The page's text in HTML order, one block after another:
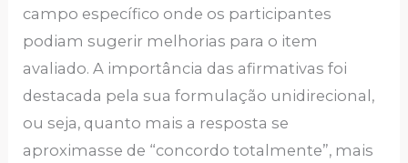
campo específico onde os participantes
podiam sugerir melhorias para o item
avaliado. A importância das afirmativas foi
destacada pela sua formulação unidirecional,
ou seja, quanto mais a resposta se
aproximasse de “concordo totalmente”, mais